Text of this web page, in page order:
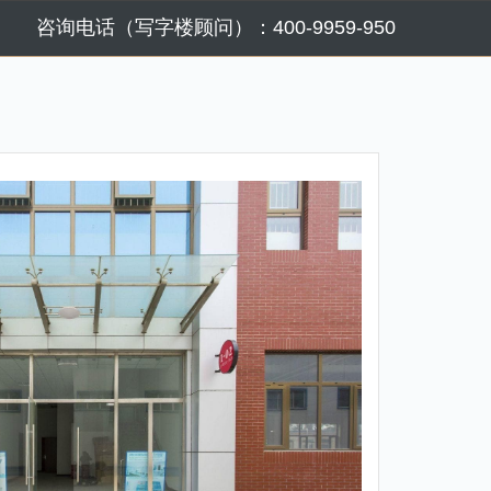
咨询电话（写字楼顾问）：400-9959-950